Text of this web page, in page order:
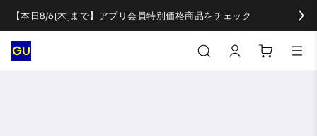
【本日8/6(木)まで】アプリ会員特別価格商品をチェック